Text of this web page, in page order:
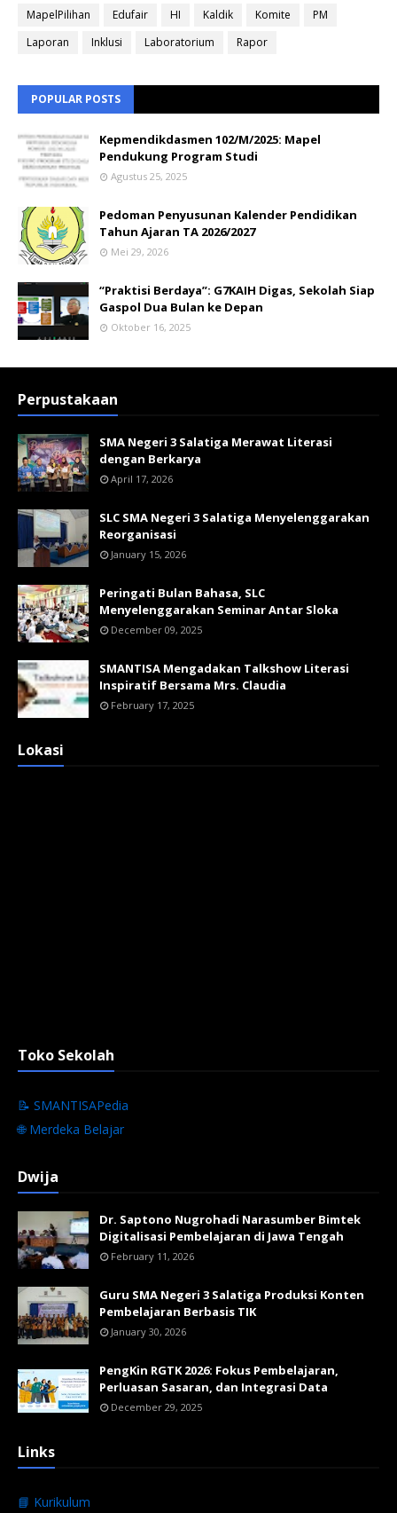
MapelPilihan
Edufair HI Kaldik Komite
PM
Laporan
Inklusi Laboratorium Rapor
POPULAR POSTS
Kepmendikdasmen 102/M/2025: Mapel
Pendukung Program Studi
Agustus 25, 2025
Pedoman Penyusunan Kalender Pendidikan
Tahun Ajaran TA 2026/2027
Mei 29, 2026
“Praktisi Berdaya”: G7KAIH Digas, Sekolah Siap
Gaspol Dua Bulan ke Depan
Oktober 16, 2025
Perpustakaan
SMA Negeri 3 Salatiga Merawat Literasi
dengan Berkarya
April 17, 2026
SLC SMA Negeri 3 Salatiga Menyelenggarakan
Reorganisasi
January 15, 2026
Peringati Bulan Bahasa, SLC
Menyelenggarakan Seminar Antar Sloka
December 09, 2025
SMANTISA Mengadakan Talkshow Literasi
Inspiratif Bersama Mrs. Claudia
February 17, 2025
Lokasi
Toko Sekolah
📝 SMANTISAPedia
🌐 Merdeka Belajar
Dwija
Dr. Saptono Nugrohadi Narasumber Bimtek
Digitalisasi Pembelajaran di Jawa Tengah
February 11, 2026
Guru SMA Negeri 3 Salatiga Produksi Konten
Pembelajaran Berbasis TIK
January 30, 2026
PengKin RGTK 2026: Fokus Pembelajaran,
Perluasan Sasaran, dan Integrasi Data
December 29, 2025
Links
📘 Kurikulum